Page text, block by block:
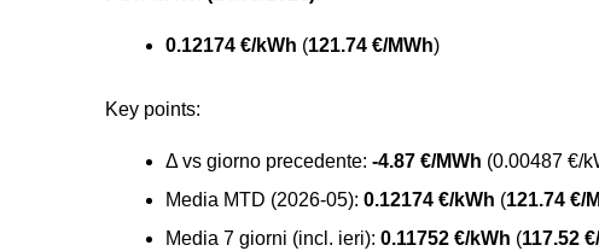
0.12174 €/kWh (121.74 €/MWh)
Key points:
Δ vs giorno precedente: -4.87 €/MWh (0.00487 €/
Media MTD (2026-05): 0.12174 €/kWh (121.74 €/
Media 7 giorni (incl. ieri): 0.11752 €/kWh (117.52